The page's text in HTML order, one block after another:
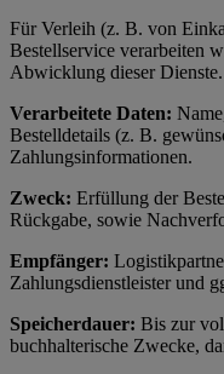
Für Verleih (z. B. von
Bestellservice verarbeiten
Abwicklung dieser Dienste.
Verarbeitete Daten:
Bestelldetails (z. B.
Zahlungsinformationen.
Zweck: Erfüllung der
Rückgabe, sowie
Empfänger:
Zahlungsdienstleister und
Speicherdauer: Bis zur
buchhalterische Zwecke,